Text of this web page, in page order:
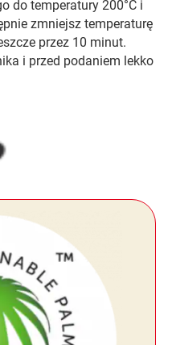
do temperatury 200°C i
zmniejsz temperaturę
przez 10 minut.
i przed podaniem lekko